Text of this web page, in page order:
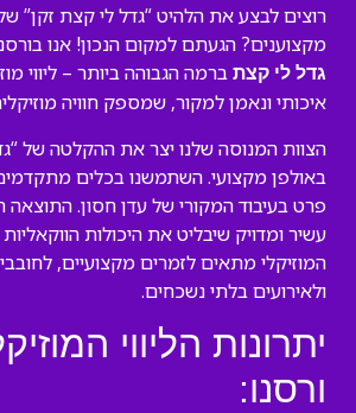
רוצים לבצע את הלהיט “גדל לי קצת זקן”
מקצוענים? הגעתם למקום הנכון! אנו
גדל לי קצת ברמה הגבוהה ביותר – ליווי
איכותי ונאמן למקור, שמספק חוויה
הצוות המנוסה שלנו יצר את ההקלטה של
באולפן מקצועי. השתמשנו בכלים
פרט בעיבוד המקורי של עדן חסון. התוצאה
עשיר ומדויק שיבליט את היכולות
המוזיקלי מתאים לזמרים מקצועיים,
ולאירועים בלתי נשכחים.
יתרונות הליווי
ורסנו: